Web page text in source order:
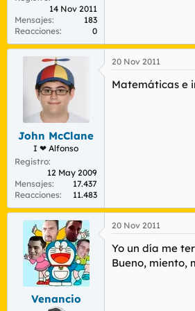
14 Nov 2011
Mensajes
183
Reacciones
0
John McClane
I ❤ Alfonso
Registro
12 May 2009
Mensajes
17.437
Reacciones
11.483
20 Nov 2011
Matemáticas e
Venancio
20 Nov 2011
Yo un día me
Bueno, miento,